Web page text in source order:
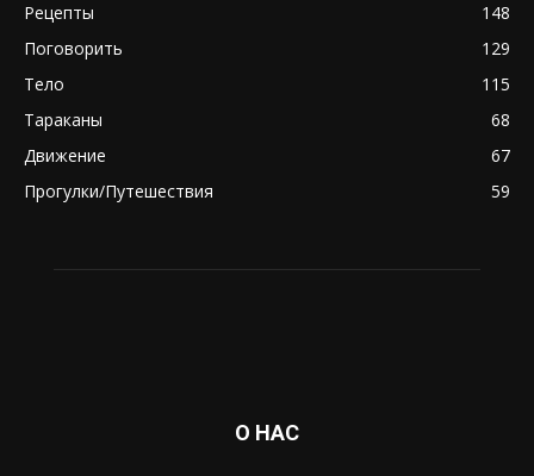
Рецепты
148
Поговорить
129
Тело
115
Тараканы
68
Движение
67
Прогулки/Путешествия
59
О НАС